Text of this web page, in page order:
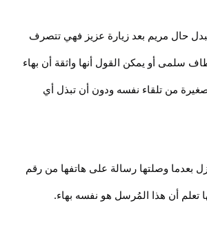
حال مريم بعد زيارة عزيز فهي تتصرف
سلمى أو يمكن القول أنها واثقة أن بهاء
من تلقاء نفسه ودون أن تبذل أي
بعدما وصلتها رسالة على هاتفها من رقم
تعلم أن هذا المُرسل هو نفسه بهاء.